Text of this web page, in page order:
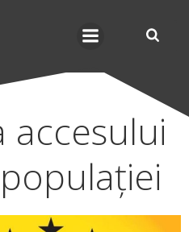
accesului